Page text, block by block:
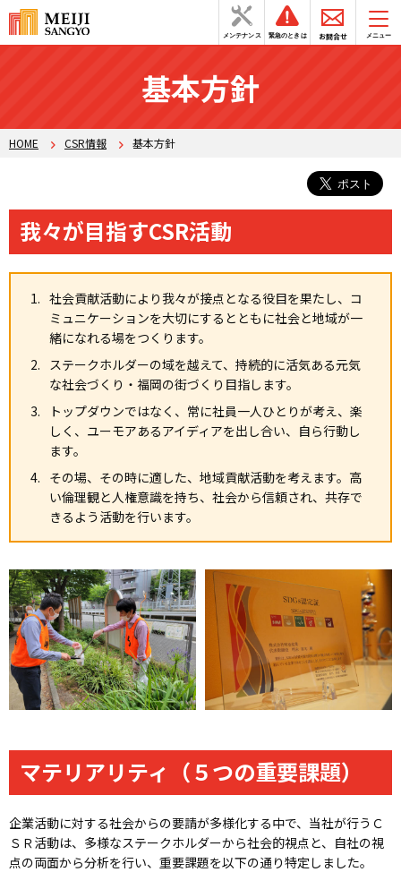
メンテナンス 緊急のときは お問合せ メニュー
基本方針
HOME CSR情報 基本方針
我々が目指すCSR活動
社会貢献活動により我々が接点となる役目を果たし、コ
ミュニケーションを大切にするとともに社会と地域が一
緒になれる場をつくります。
ステークホルダーの域を越えて、持続的に活気ある元気
な社会づくり・福岡の街づくり目指します。
トップダウンではなく、常に社員一人ひとりが考え、楽
しく、ユーモアあるアイディアを出し合い、自ら行動し
ます。
その場、その時に適した、地域貢献活動を考えます。高
い倫理観と人権意識を持ち、社会から信頼され、共存で
きるよう活動を行います。
マテリアリティ（５つの重要課題）
企業活動に対する社会からの要請が多様化する中で、当社が行うＣ
ＳＲ活動は、多様なステークホルダーから社会的視点と、自社の視
点の両面から分析を行い、重要課題を以下の通り特定しました。